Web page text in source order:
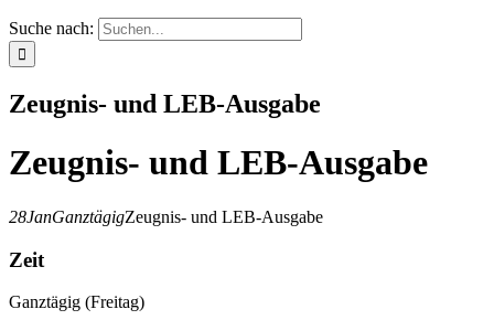
Suche nach:
Zeugnis- und LEB-Ausgabe
Zeugnis- und LEB-Ausgabe
28JanGanztägigZeugnis- und LEB-Ausgabe
Zeit
Ganztägig (Freitag)